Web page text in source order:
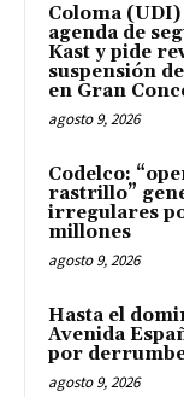
Coloma
agenda de
Kast y pide
suspensión
en Gran
agosto 9, 2026
Codelco:
rastrillo”
irregulares
millones
agosto 9, 2026
Hasta el
Avenida
por
agosto 9, 2026